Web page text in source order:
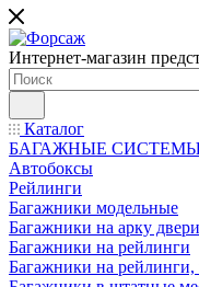
Интернет-магазин
Каталог
БАГАЖНЫЕ
Автобоксы
Рейлинги
Багажники модельные
Багажники на арку двери
Багажники на рейлинги
Багажники на